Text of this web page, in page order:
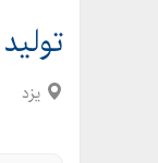
یزد